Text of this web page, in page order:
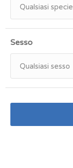
Qualsiasi specie
Sesso
Qualsiasi sesso